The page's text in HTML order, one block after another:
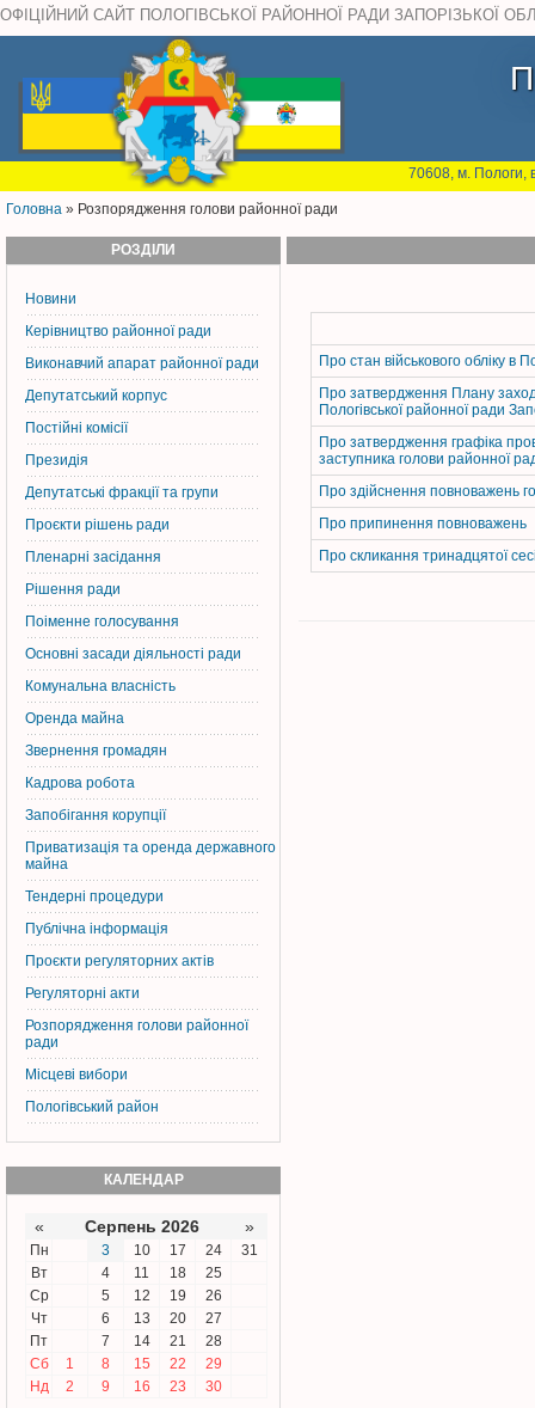
ОФІЦІЙНИЙ САЙТ ПОЛОГІВСЬКОЇ РАЙОННОЇ РАДИ ЗАПОРІЗЬКОЇ
70608, м. Пологи,
Головна » Розпорядження голови районної ради
РОЗДІЛИ
Новини
Керiвництво районної ради
Виконавчий апарат районної ради
Депутатський корпус
Постiйнi комiсiї
Президія
Депутатські фракції та групи
Проєкти рішень ради
Пленарні засідання
Рішення ради
Поіменне голосування
Основні засади діяльності ради
Комунальна власність
Оренда майна
Звернення громадян
Кадрова робота
Запобігання корупції
Приватизація та оренда державного
майна
Тендерні процедури
Публічна інформація
Проєкти регуляторних актів
Регуляторні акти
Розпорядження голови районної
ради
Місцеві вибори
Пологівський район
КАЛЕНДАР
« Серпень 2026 »
Пн 3 10 17 24
31
Вт
4 11 18
25
Ср
5 12 19
26
Чт
6 13 20
27
Пт
7 14 21
28
Сб
1 8 15 22
29
Нд
2 9 16 23 30
Про стан військового обліку в
Про затвердження Плану
Пологівської районної ради
Про затвердження графіка
заступника голови районної
Про здійснення повноважень
Про припинення повноважень
Про скликання тринадцятої